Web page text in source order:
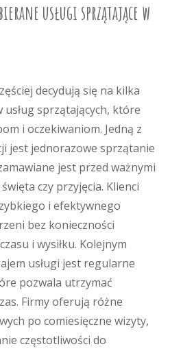
usługi sprzątające w
decydują się na kilka
sprzątających, które
i oczekiwaniom. Jedną z
jest jednorazowe sprzątanie
jest przed ważnymi
czy przyjęcia. Klienci
i efektywnego
bez konieczności
i wysiłku. Kolejnym
usługi jest regularne
pozwala utrzymać
Firmy oferują różne
po comiesięczne wizyty,
częstotliwości do